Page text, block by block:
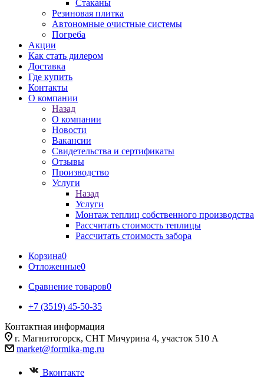
Стаканы
Резиновая плитка
Автономные очистные системы
Погреба
Акции
Как стать дилером
Доставка
Где купить
Контакты
О компании
Назад
О компании
Новости
Вакансии
Свидетельства и сертификаты
Отзывы
Производство
Услуги
Назад
Услуги
Монтаж теплиц собственного производства
Рассчитать стоимость теплицы
Рассчитать стоимость забора
Корзина0
Отложенные0
Сравнение товаров0
+7 (3519) 45-50-35
Контактная информация
г. Магнитогорск, СНТ Мичурина 4, участок 510 А
market@formika-mg.ru
Вконтакте